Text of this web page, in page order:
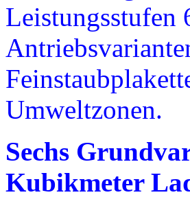
Leistungsstufen
Umweltzonen.
Sechs
Kubikmeter